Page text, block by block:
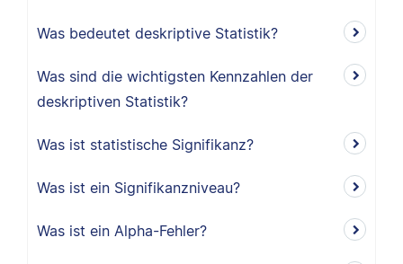
Was bedeutet deskriptive Statistik?
Was sind die wichtigsten Kennzahlen der
deskriptiven Statistik?
Was ist statistische Signifikanz?
Was ist ein Signifikanzniveau?
Was ist ein Alpha-Fehler?